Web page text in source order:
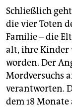
Schließlich
die vier Toten
Familie – die
alt, ihre Kinder
worden. Der
Mordversuchs
verantworten.
dem 18